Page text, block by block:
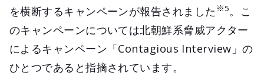
を横断するキャンペーンが報告されました ※5。こ
のキャンペーンについては北朝鮮系脅威アクター
によるキャンペーン「Contagious Interview」の
ひとつであると指摘されています。